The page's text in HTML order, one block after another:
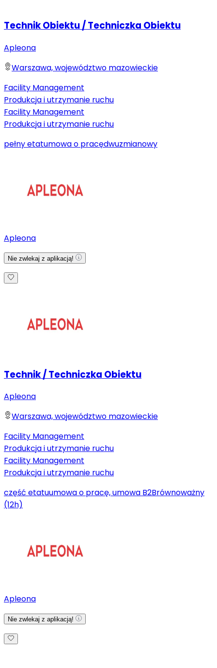
Technik Obiektu / Techniczka Obiektu
Apleona
Warszawa, województwo mazowieckie
Facility Management
Produkcja i utrzymanie ruchu
Facility Management
Produkcja i utrzymanie ruchu
pełny etatumowa o pracędwuzmianowy
Apleona
Nie zwlekaj z aplikacją!
Technik / Techniczka Obiektu
Apleona
Warszawa, województwo mazowieckie
Facility Management
Produkcja i utrzymanie ruchu
Facility Management
Produkcja i utrzymanie ruchu
część etatuumowa o pracę, umowa B2Brównoważny
(12h)
Apleona
Nie zwlekaj z aplikacją!